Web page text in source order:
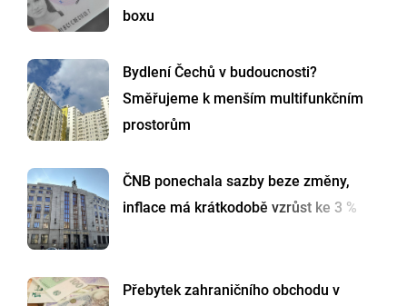
boxu
Bydlení Čechů v budoucnosti?
Směřujeme k menším multifunkčním
prostorům
ČNB ponechala sazby beze změny,
inflace má krátkodobě vzrůst ke 3 %
Přebytek zahraničního obchodu v